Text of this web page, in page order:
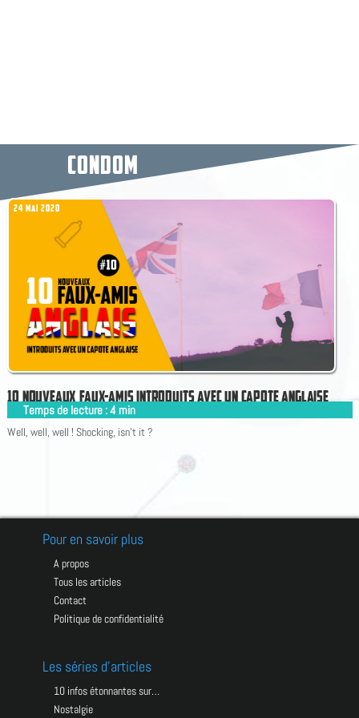
CONDOM
10NOUVEAUXFAUX-AMISINTRODUITSAVECUNCAPOTEANGLAISE
24 MAI 2020
Temps de lecture :4 min
Well, well, well ! Shocking, isn't it ?
Pour en savoir plus
A propos
Tous les articles
Contact
Politique de confidentialité
Les séries d’articles
10 infos étonnantes sur…
Nostalgie